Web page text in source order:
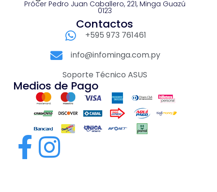
Prócer Pedro Juan Caballero, 221, Minga Guazú
0123
Contactos
+595 973 761461
info@infominga.com.py
Soporte Técnico ASUS
Medios de Pago